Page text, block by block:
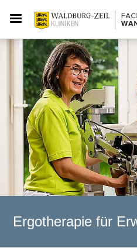
Ergotherapie für